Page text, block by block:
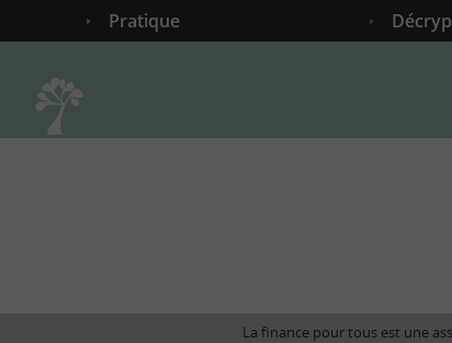
Pratique
La finance pour tous est une